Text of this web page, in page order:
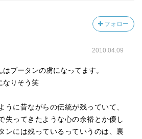
フォロー
2010.04.09
ブータンの虜になってます。
なりそう笑
うに昔ながらの伝統が残っていて、
失ってきたような心の余裕とか優し
ンには残っているっていうのは、裏